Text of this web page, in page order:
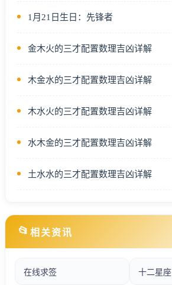
1月21日生日：先锋者
金木火的三才配置数理吉凶详解
木金水的三才配置数理吉凶详解
木水火的三才配置数理吉凶详解
水木金的三才配置数理吉凶详解
土水水的三才配置数理吉凶详解
📂 相关资讯
在线求签 十二星座